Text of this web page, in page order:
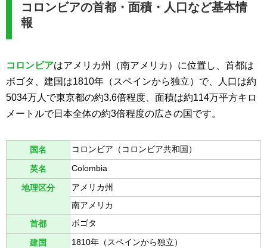
コロンビアの首都・面積・人口など基本情
報
コロンビアはアメリカ州（南アメリカ）に位置し、首都は
ボゴタ、建国は1810年（スペインから独立）で、人口は約
5034万人で東京都の約3.6倍程度、面積は約114万平方キロ
メートルで日本全体の約3倍程度の広さの国です。
国名 コロンビア（コロンビア共和国）
英名 Colombia
地理区分
アメリカ州
南アメリカ
首都 ボゴタ
建国 1810年（スペインから独立）